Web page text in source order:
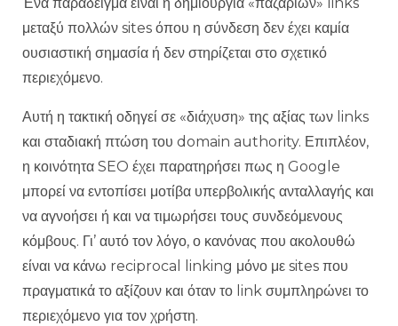
Ένα παράδειγμα είναι η δημιουργία «παζαριών» links
μεταξύ πολλών sites όπου η σύνδεση δεν έχει καμία
ουσιαστική σημασία ή δεν στηρίζεται στο σχετικό
περιεχόμενο.
Αυτή η τακτική οδηγεί σε «διάχυση» της αξίας των links
και σταδιακή πτώση του domain authority. Επιπλέον,
η κοινότητα SEO έχει παρατηρήσει πως η Google
μπορεί να εντοπίσει μοτίβα υπερβολικής ανταλλαγής και
να αγνοήσει ή και να τιμωρήσει τους συνδεόμενους
κόμβους. Γι’ αυτό τον λόγο, ο κανόνας που ακολουθώ
είναι να κάνω reciprocal linking μόνο με sites που
πραγματικά το αξίζουν και όταν το link συμπληρώνει το
περιεχόμενο για τον χρήστη.